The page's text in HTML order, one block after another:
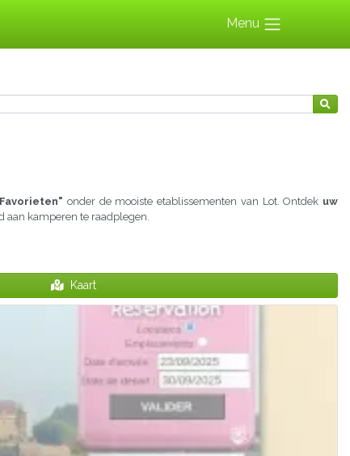
Menu
onder de mooiste etablissementen van Lot. Ontdek uw
aan kamperen te raadplegen.
Kaart